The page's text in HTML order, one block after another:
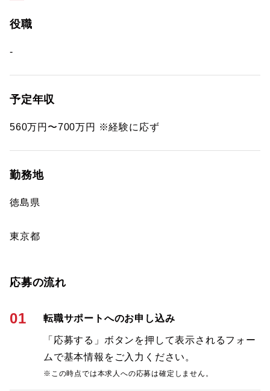
役職
-
予定年収
560万円〜700万円 ※経験に応ず
勤務地
徳島県
東京都
応募の流れ
01 転職サポートへのお申し込み
「応募する」ボタンを押して表示されるフォー
ムで基本情報をご入力ください。
※この時点では本求人への応募は確定しません。